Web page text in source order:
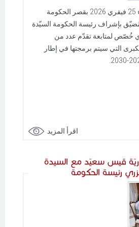
انعقد صباح اليوم الأربعاء 25 فيفري 2026 بقصر الحكومة
بإشراف رئيسة الحكومة السيّدة
خُصّص لمتابعة تقدّم عدد من
التي سيتم برمجتها في إطار
اقرأ المزيد
قيس سعيّد مع السيدة
رئيسة الحكومة